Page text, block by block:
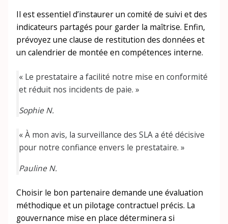
Il est essentiel d’instaurer un comité de suivi et des
indicateurs partagés pour garder la maîtrise. Enfin,
prévoyez une clause de restitution des données et
un calendrier de montée en compétences interne.
« Le prestataire a facilité notre mise en conformité
et réduit nos incidents de paie. »
Sophie N.
« À mon avis, la surveillance des SLA a été décisive
pour notre confiance envers le prestataire. »
Pauline N.
Choisir le bon partenaire demande une évaluation
méthodique et un pilotage contractuel précis. La
gouvernance mise en place déterminera si